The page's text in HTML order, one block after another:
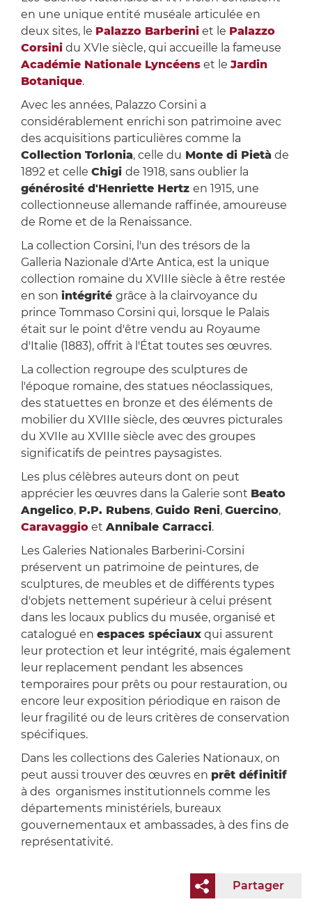
en une unique entité muséale articulée en
deux sites, le Palazzo Barberiniet le Palazzo
Corsinidu XVIe siècle, qui accueille la fameuse
Académie Nationale Lyncéenset leJardin
Botanique.
Avec les années, Palazzo Corsini a
considérablement enrichi son patrimoine avec
des acquisitions particulières comme la
Collection Torlonia, celle du Monte di Pietà de
1892 et celle Chigi de 1918, sans oublier la
générosité d'Henriette Hertz en 1915, une
collectionneuse allemande raffinée, amoureuse
de Rome et de la Renaissance.
La collection Corsini, l'un des trésors de la
Galleria Nazionale d'Arte Antica, est la unique
collection romaine du XVIIIe siècle à être restée
en son intégrité grâce à la clairvoyance du
prince Tommaso Corsini qui, lorsque le Palais
était sur le point d'être vendu au Royaume
d'Italie (1883), offrit à l'État toutes ses œuvres.
La collection regroupe des sculptures de
l'époque romaine, des statues néoclassiques,
des statuettes en bronze et des éléments de
mobilier du XVIIIe siècle, des œuvres picturales
du XVIIe au XVIIIe siècle avec des groupes
significatifs de peintres paysagistes.
Les plus célèbres auteurs dont on peut
apprécier les œuvres dans la Galerie sont Beato
Angelico, P.P. Rubens, Guido Reni, Guercino,
Caravaggioet Annibale Carracci.
Les Galeries Nationales Barberini-Corsini
préservent un patrimoine de peintures, de
sculptures, de meubles et de différents types
d'objets nettement supérieur à celui présent
dans les locaux publics du musée, organisé et
catalogué en espaces spéciauxqui assurent
leur protection et leur intégrité, mais également
leur replacement pendant les absences
temporaires pour prêts ou pour restauration, ou
encore leur exposition périodique en raison de
leur fragilité ou de leurs critères de conservation
spécifiques.
Dans les collections des Galeries Nationaux, on
peut aussi trouver des œuvres en prêt définitif
à des organismes institutionnels comme les
départements ministériels, bureaux
gouvernementaux et ambassades, à des fins de
représentativité.
Partager